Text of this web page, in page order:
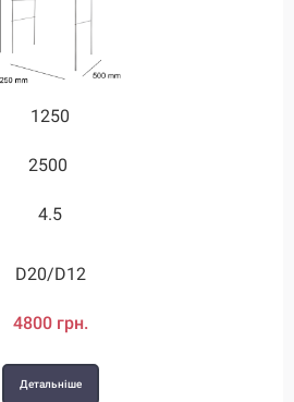
1250
2500
4.5
D20/D12
4800 грн.
Детальніше